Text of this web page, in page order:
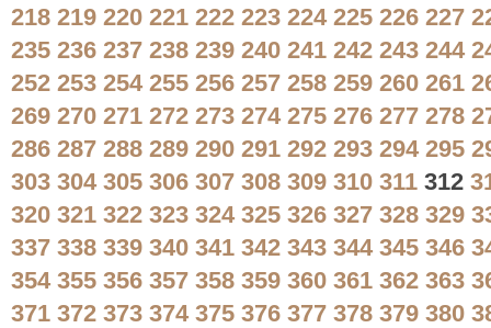
218 219 220 221 222 223 224 225 226 227
235 236 237 238 239 240 241 242 243 244
252 253 254 255 256 257 258 259 260 261
269 270 271 272 273 274 275 276 277 278
286 287 288 289 290 291 292 293 294 295
303 304 305 306 307 308 309 310 311 312
320 321 322 323 324 325 326 327 328 329
337 338 339 340 341 342 343 344 345 346
354 355 356 357 358 359 360 361 362 363
371 372 373 374 375 376 377 378 379 380